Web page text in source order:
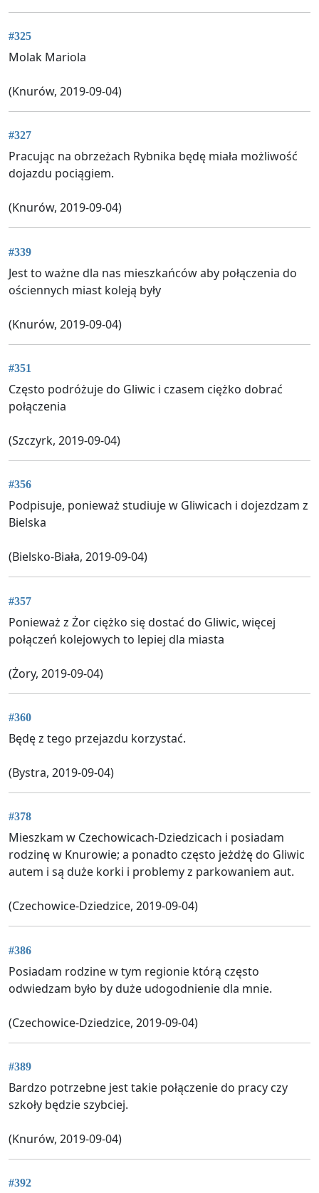
#325
Molak Mariola
(Knurów, 2019-09-04)
#327
Pracując na obrzeżach Rybnika będę miała możliwość
dojazdu pociągiem.
(Knurów, 2019-09-04)
#339
Jest to ważne dla nas mieszkańców aby połączenia do
ościennych miast koleją były
(Knurów, 2019-09-04)
#351
Często podróżuje do Gliwic i czasem ciężko dobrać
połączenia
(Szczyrk, 2019-09-04)
#356
Podpisuje, ponieważ studiuje w Gliwicach i dojezdzam z
Bielska
(Bielsko-Biała, 2019-09-04)
#357
Ponieważ z Żor ciężko się dostać do Gliwic, więcej
połączeń kolejowych to lepiej dla miasta
(Żory, 2019-09-04)
#360
Będę z tego przejazdu korzystać.
(Bystra, 2019-09-04)
#378
Mieszkam w Czechowicach-Dziedzicach i posiadam
rodzinę w Knurowie; a ponadto często jeżdżę do Gliwic
autem i są duże korki i problemy z parkowaniem aut.
(Czechowice-Dziedzice, 2019-09-04)
#386
Posiadam rodzine w tym regionie którą często
odwiedzam było by duże udogodnienie dla mnie.
(Czechowice-Dziedzice, 2019-09-04)
#389
Bardzo potrzebne jest takie połączenie do pracy czy
szkoły będzie szybciej.
(Knurów, 2019-09-04)
#392